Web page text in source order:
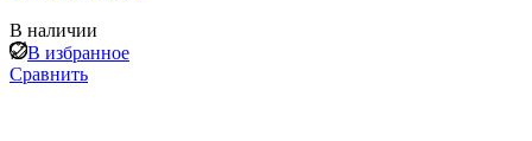
В наличии
В избранное
Сравнить